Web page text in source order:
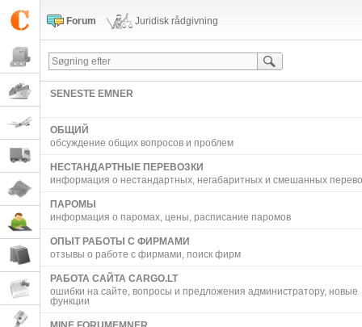
Forum Juridisk rådgivning
SENESTE EMNER
ОБЩИЙ
обсуждение общих вопросов и проблем
НЕСТАНДАРТНЫЕ ПЕРЕВОЗКИ
информация о нестандартных, негабаритных и смешанных
ПАРОМЫ
информация о паромах, цены, расписание паромов
ОПЫТ РАБОТЫ С ФИРМАМИ
отзывы о работе с фирмами, поиск фирм
РАБОТА САЙТА CARGO.LT
ошибки на сайте, вопросы и предложения администратору, новые
функции